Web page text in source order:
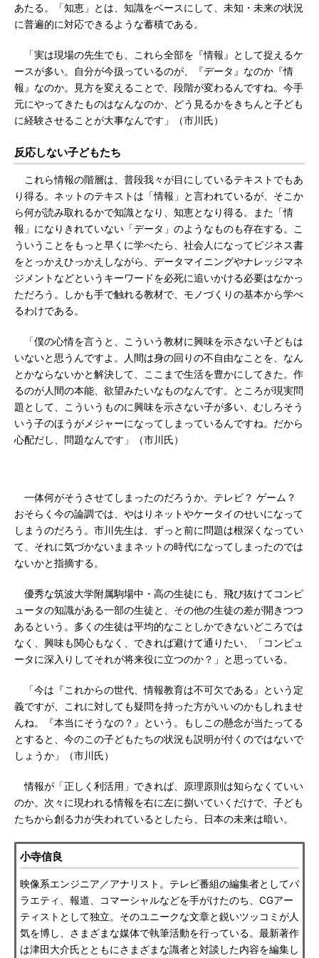
あたる。「知恵」とは、知識をベースにして、未知・未来の状況
に普遍的に対応できるような蓄積である。
「実は現場の先生でも、これら全部を『情報』として捉えるケ
ースが多い。自分が今扱っているのが、『データ』なのか『情
報』なのか。見方を変えることで、段階が変わるんですね。今手
元にやってきたものはなんなのか、どう見るかをきちんと子ども
に経験させることが大事なんです」（市川氏）
反応しない子どもたち
これら情報の階層は、普段我々が目にしているテキストでもあ
り得る。ネットのテキストは「情報」と言われているが、そこか
ら何が読み取れるかで知識となり、知恵となり得る。また「情
報」になりきれていない「データ」のようなものも存在する。こ
ういうことをもっと早くに学べたら、社会人になってビジネス書
をとっかえひっかえしながら、データマイニングやナレッジマネ
ジメントなどというキーワードを必死に追いかける必要はなかっ
ただろう。しかも手で触れる教材で、モノづくりの基本から学べ
るわけである。
「僕の心情を言うと、こういう教材に興味を示さない子どもは
いないと思うんですよ。人間は身の回りの不自由なことを、なん
とかならないかと解決して、ここまで生活を豊かにしてきた。作
るのが人間の本能、欲望みたいなものなんです。ところが現実問
題として、こういうものに興味を示さない子が多い、むしろそう
いう子のほうがメジャーになってしまっているんですね。だから
心配だし、問題なんです」（市川氏）
一体何がそうさせてしまったのだろうか。テレビ？ ゲーム？
おそらく今の論調では、やはりネットやケータイのせいになって
しまうのだろう。市川先生は、ずっと前に問題は根深くなってい
て、それに気づかないままネットの時代になってしまったのでは
ないかと指摘する。
優秀な筑波大学附属駒場中・高の生徒にも、飛び抜けてコンピ
ュータの知識がある一部の生徒と、その他の生徒の差が開きつつ
あるという。多くの生徒は平均的なことしかできないどころでは
なく、興味も関心もなく、できれば避けて通りたい、「コンピュ
ータに深入りしてそれが将来役に立つのか？」と思っている。
「今は『これからの世代、情報教育は不可欠である』という定
義ですが、これに対しても疑問を持った方がいいのかもしれませ
んね。『本当にそうなの？』という。もしこの懸念が当たってる
とすると、今のこの子どもたちの状況も説明が付くのではないで
しょうか」（市川氏）
情報が「正しく利活用」できれば、原理原則は知らなくていい
のか。次々に現われる情報を右に左に捌いていくだけで、子ども
たちから創る力が失われているとしたら、日本の未来は暗い。
小寺信良
映像系エンジニア／アナリスト。テレビ番組の編集者としてバ
ラエティ、報道、コマーシャルなどを手がけたのち、CGアー
ティストとして独立。そのユニークな文章と鋭いツッコミが人
気を博し、さまざまな媒体で執筆活動を行っている。最新著作
は津田大介氏とともにさまざまな識者と対談した内容を編集し